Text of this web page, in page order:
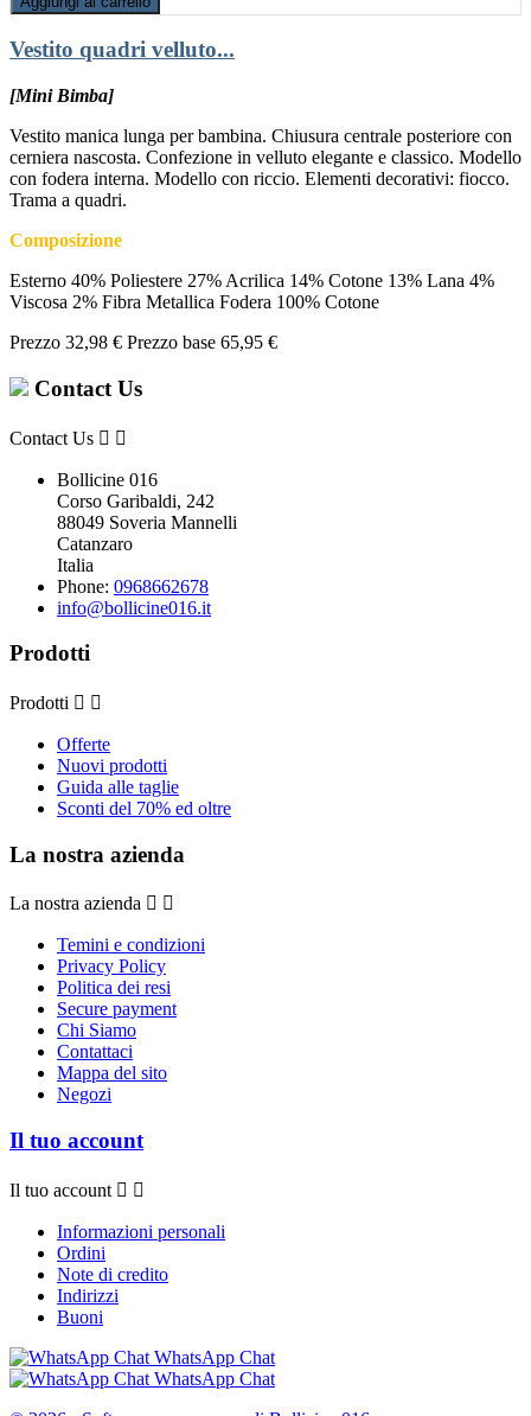
Vestito quadri velluto...
[Mini Bimba]
Vestito manica lunga per bambina. Chiusura centrale posteriore con
cerniera nascosta. Confezione in velluto elegante e classico. Modello
con fodera interna. Modello con riccio. Elementi decorativi: fiocco.
Trama a quadri.
Composizione
Esterno 40% Poliestere 27% Acrilica 14% Cotone 13% Lana 4%
Viscosa 2% Fibra Metallica Fodera 100% Cotone
Prezzo 32,98 € Prezzo base 65,95 €
Contact Us
Contact Us  
Bollicine 016
Corso Garibaldi, 242
88049 Soveria Mannelli
Catanzaro
Italia
Phone: 0968662678
info@bollicine016.it
Prodotti
Prodotti  
Offerte
Nuovi prodotti
Guida alle taglie
Sconti del 70% ed oltre
La nostra azienda
La nostra azienda  
Temini e condizioni
Privacy Policy
Politica dei resi
Secure payment
Chi Siamo
Contattaci
Mappa del sito
Negozi
Il tuo account
Il tuo account  
Informazioni personali
Ordini
Note di credito
Indirizzi
Buoni
WhatsApp Chat
WhatsApp Chat